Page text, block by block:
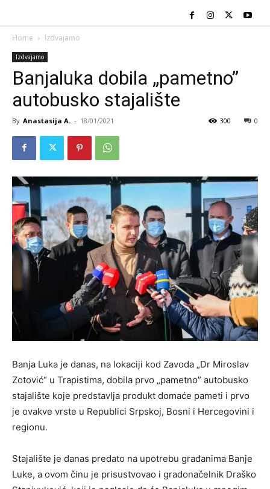
Home Izdvajamo
Izdvajamo
Banjaluka dobila „pametno”
autobusko stajalište
By Anastasija A. - 18/01/2021 0
300
Banja Luka je danas, na lokaciji kod Zavoda „Dr Miroslav
Zotović“ u Trapistima, dobila prvo „pametno” autobusko
stajalište koje predstavlja produkt domaće pameti i prvo
je ovakve vrste u Republici Srpskoj, Bosni i Hercegovini i
regionu.
Stajalište je danas predato na upotrebu građanima Banje
Luke, a ovom činu je prisustvovao i gradonačelnik Draško